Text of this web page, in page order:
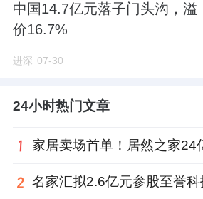
中国14.7亿元落子门头沟，溢
价16.7%
进深 07-30
24小时热门文章